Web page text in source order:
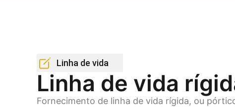
Linha de vida
Linha de vida
Fornecimento de linha de vida rígida, ou